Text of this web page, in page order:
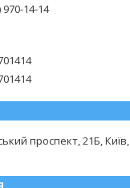
970-14-14
проспект, 21Б, Київ,